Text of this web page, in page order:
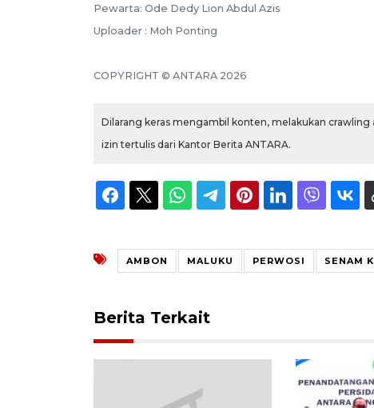
Pewarta: Ode Dedy Lion Abdul Azis
Uploader : Moh Ponting
COPYRIGHT © ANTARA 2026
Dilarang keras mengambil konten, melakukan
izin tertulis dari Kantor Berita ANTARA.
AMBON MALUKU PERWOSI SENAM
Berita Terkait